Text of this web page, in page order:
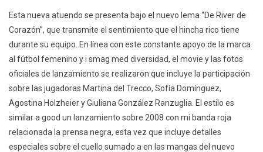
Esta nueva atuendo se presenta bajo el nuevo lema “De River de
Corazón”, que transmite el sentimiento que el hincha rico tiene
durante su equipo. En línea con este constante apoyo de la marca
al fútbol femenino y i smag med diversidad, el movie y las fotos
oficiales de lanzamiento se realizaron que incluye la participación
sobre las jugadoras Martina del Trecco, Sofía Domínguez,
Agostina Holzheier y Giuliana González Ranzuglia. El estilo es
similar a good un lanzamiento sobre 2008 con mi banda roja
relacionada la prensa negra, esta vez que incluye detalles
especiales sobre el cuello sumado a en las mangas del nuevo